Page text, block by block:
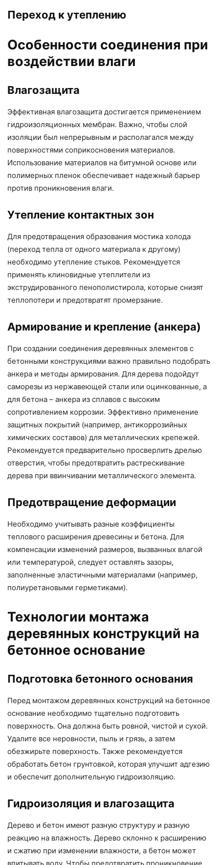
Переход к утеплению
Особенности соединения при
воздействии влаги
Влагозащита
Эффективная влагозащита достигается применением
гидроизоляционных мембран. Важно, чтобы слой
изоляции был непрерывным и располагался между
поверхностями соприкосновения материалов.
Использование материалов на битумной основе или
полимерных пленок обеспечивает надежный барьер
против проникновения влаги.
Утепление контактных зон
Для предотвращения образования мостика холода
(переход тепла от одного материала к другому)
необходимо утепление стыков. Рекомендуется
применять клиновидные утеплители из
экструдированного пенополистирола, которые снизят
теплопотери и предотвратят промерзание.
Армирование и крепление (анкера)
При создании соединения деревянных элементов с
бетонными конструкциями важно правильно подобрать
анкера и методы армирования. Для дерева подойдут
саморезы из нержавеющей стали или оцинкованные, а
для бетона – анкера из сплавов с высоким
сопротивлением коррозии. Эффективно применение
защитных покрытий (например, антикоррозийных
химических составов) для металлических крепежей.
Рекомендуется предварительно просверлить дрелью
отверстия, чтобы предотвратить растрескивание
дерева при ввинчивании металлического элемента.
Предотвращение деформации
Необходимо учитывать разные коэффициенты
теплового расширения древесины и бетона. Для
компенсации изменений размеров, вызванных влагой
или температурой, следует оставлять зазоры,
заполненные эластичными материалами (например,
полиуретановыми герметиками).
Технологии монтажа
деревянных конструкций на
бетонное основание
Подготовка бетонного основания
Перед монтажом деревянных конструкций на бетонное
основание необходимо тщательно подготовить
поверхность. Она должна быть ровной, чистой и сухой.
Удалите все неровности, пыль и грязь, а затем
обезжирьте поверхность. Также рекомендуется
обработать бетон грунтовкой, которая улучшит адгезию
и обеспечит дополнительную гидроизоляцию.
Гидроизоляция и влагозащита
Дерево и бетон имеют разную структуру и разную
реакцию на влажность. Дерево склонно к расширению
и сжатию при изменении влажности, а бетон может